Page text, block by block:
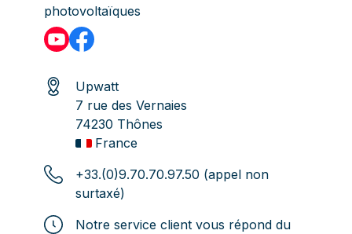
photovoltaïques
Upwatt
7 rue des Vernaies
74230 Thônes
France
+33.(0)9.70.70.97.50 (appel non
surtaxé)
Notre service client vous répond du